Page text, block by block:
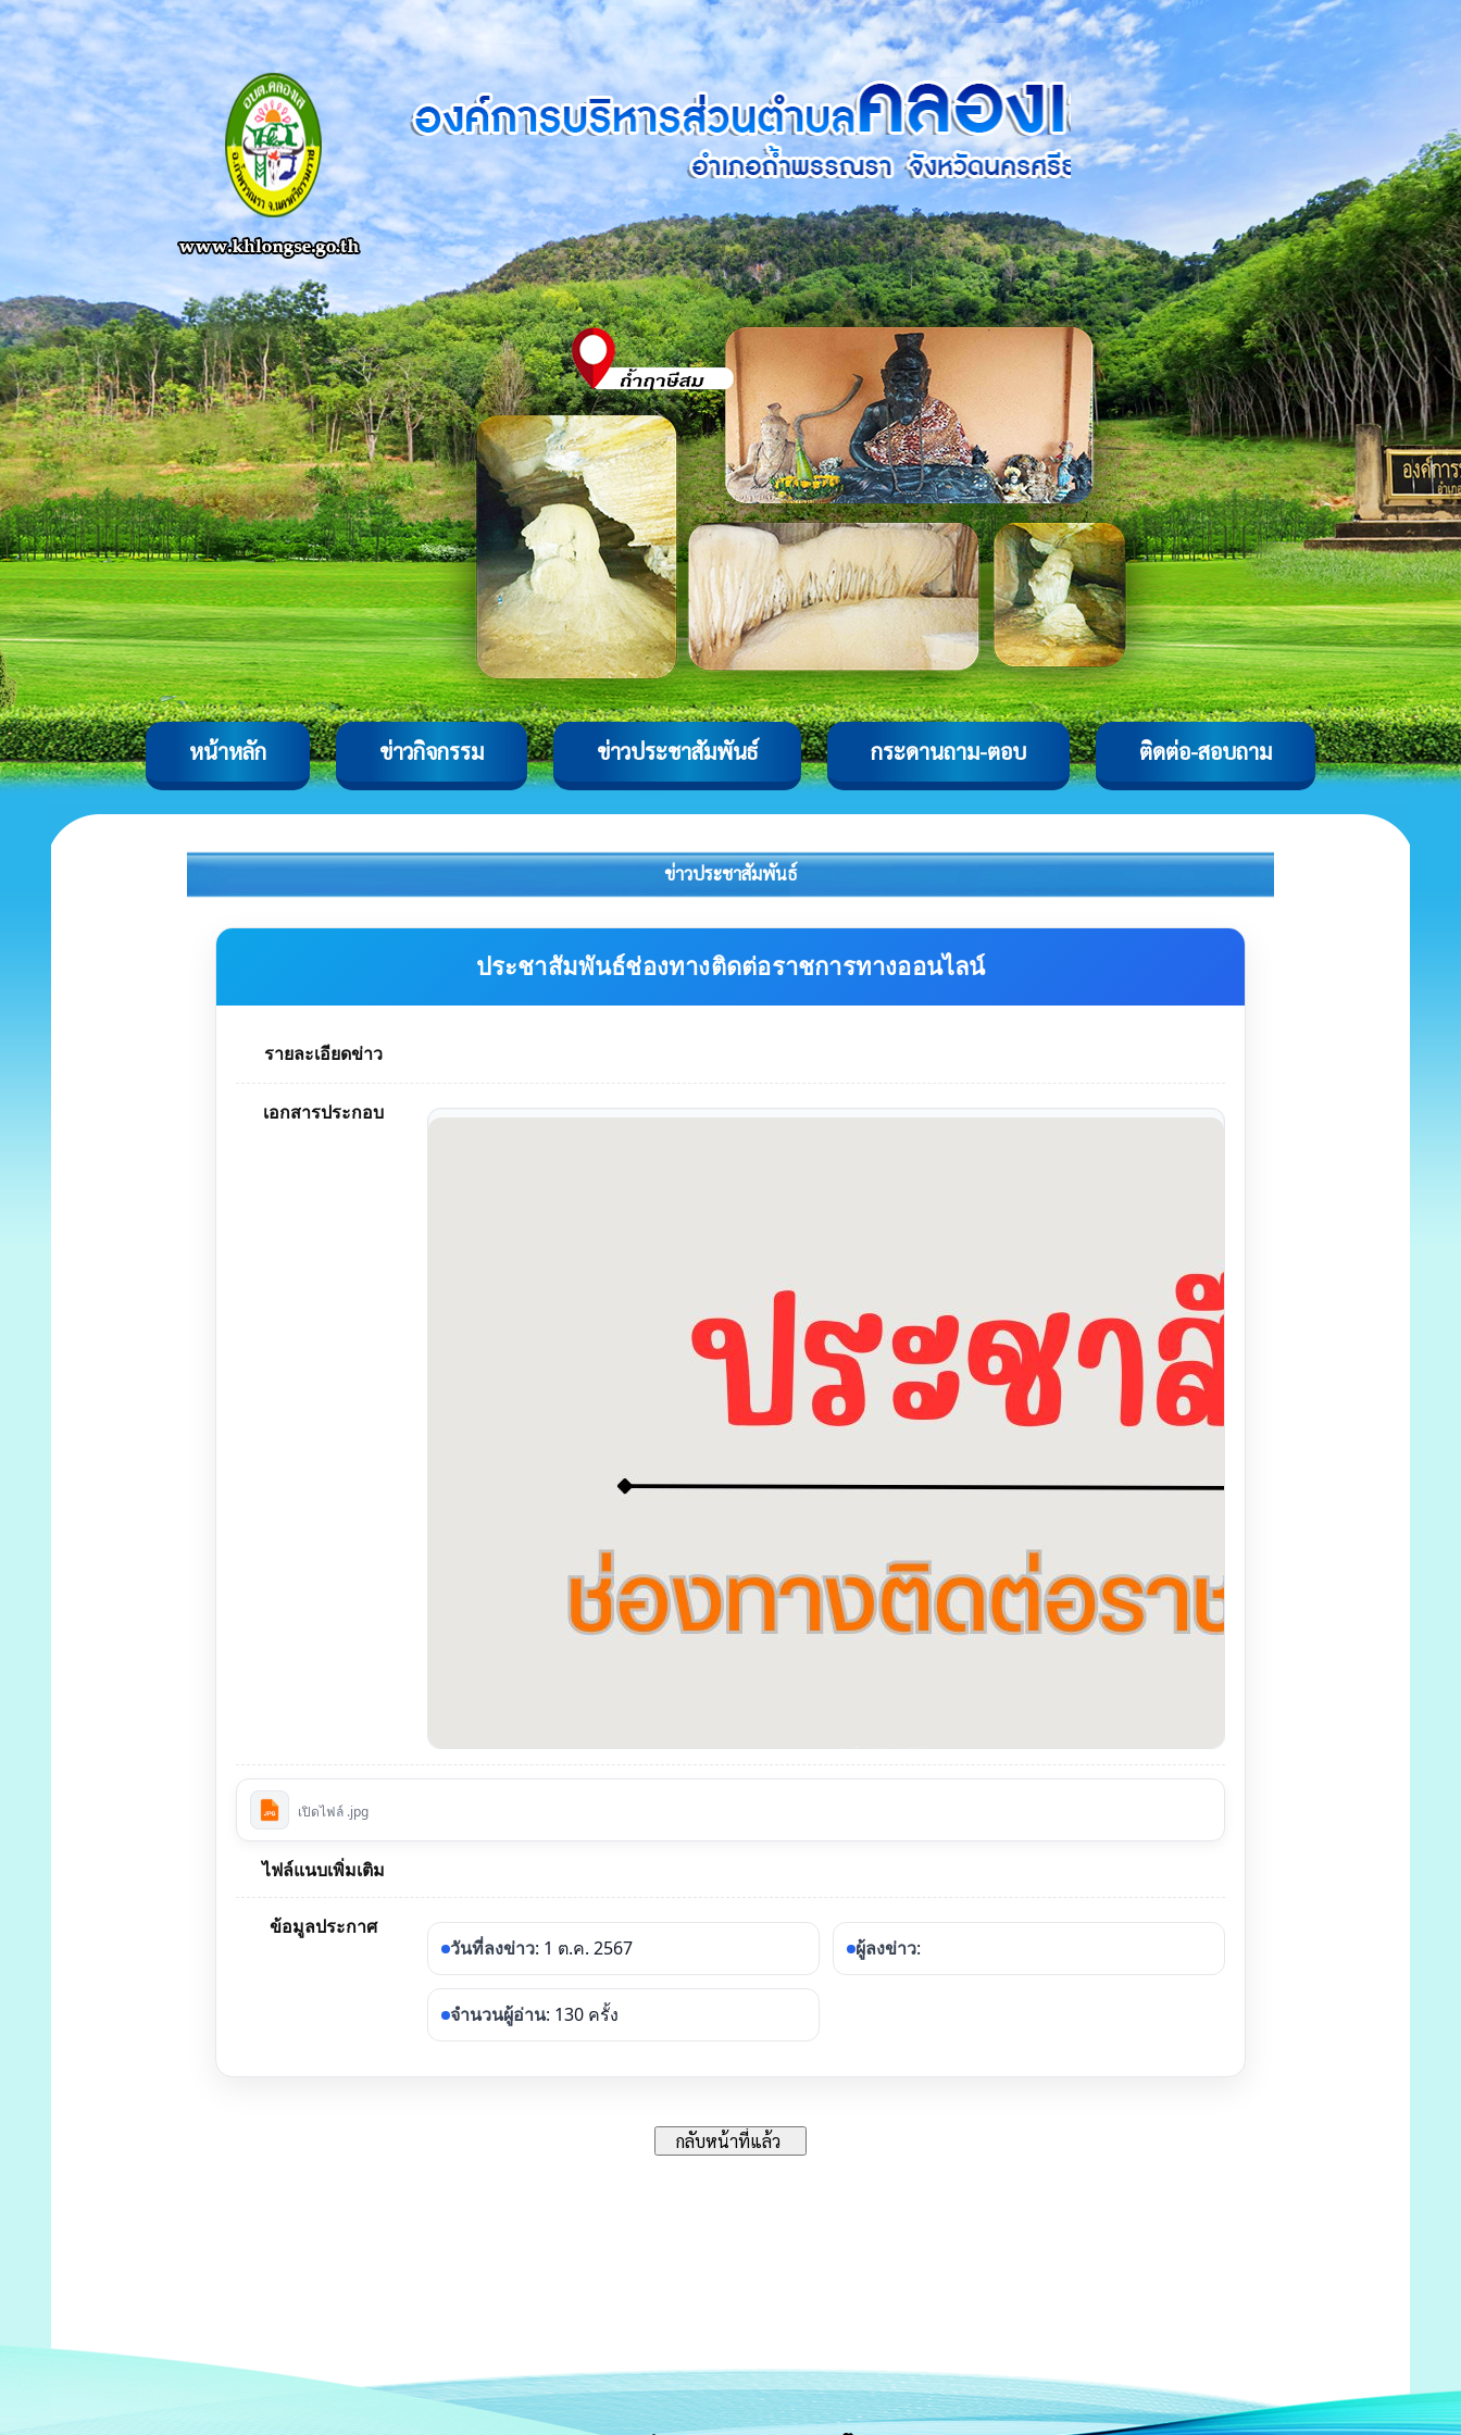
หน้าหลัก ข่าวกิจกรรม ข่าวประชาสัมพันธ์ กระดานถาม-ตอบ ติดต่อ-สอบถาม
ข่าวประชาสัมพันธ์
ประชาสัมพันธ์ช่องทางติดต่อราชการทางออนไลน์
รายละเอียดข่าว
เอกสารประกอบ
เปิดไฟล์ .jpg
ไฟล์แนบเพิ่มเติม
ข้อมูลประกาศ
วันที่ลงข่าว: 1 ต.ค. 2567 ผู้ลงข่าว:
จำนวนผู้อ่าน: 130 ครั้ง